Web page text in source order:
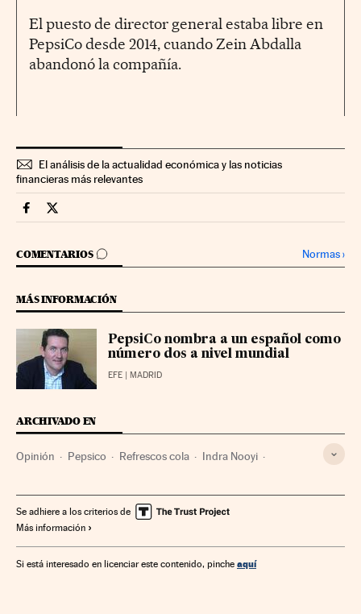
El puesto de director general estaba libre en
PepsiCo desde 2014, cuando Zein Abdalla
abandonó la compañía.
El análisis de la actualidad económica y las noticias
financieras más relevantes
Companias Cinco Días en Facebook
Companias Cinco Días en Twitter
COMENTARIOS
IR A LOS COMENTARIOS Normas›
MÁS INFORMACIÓN
PepsiCo nombra a un español como
número dos a nivel mundial
EFE | MADRID
ARCHIVADO EN
Opinión Pepsico Refrescos cola Indra Nooyi
Se adhiere a los criterios de
Más información
Si está interesado en licenciar este contenido, pinche aquí